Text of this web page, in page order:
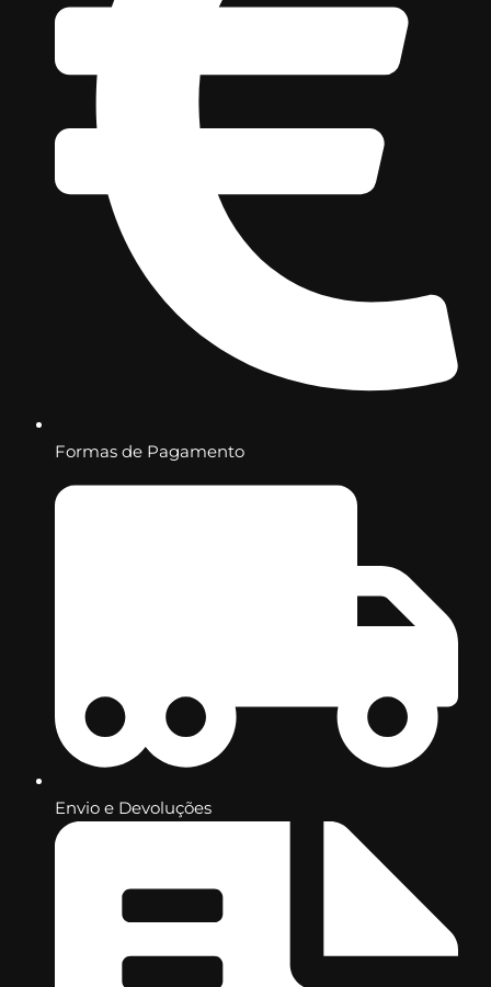
Formas de Pagamento
Envio e Devoluções